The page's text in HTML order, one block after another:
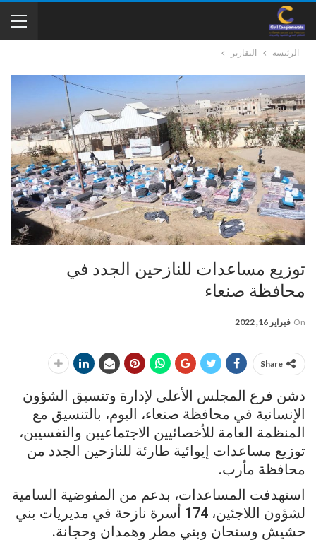
الرئيسة التقارير
توزيع مساعدات للنازحين الجدد في
محافظة صنعاء
On فبراير 16, 2022
Share
دشن فرع المجلس الأعلى لإدارة وتنسيق الشؤون
الإنسانية في محافظة صنعاء، اليوم، بالتنسيق مع
المنظمة العامة للأخصائيين الاجتماعيين والنفسيين،
توزيع مساعدات إيوائية طارئة للنازحين الجدد من
محافظة مأرب.
استهدفت المساعدات، بدعم من المفوضية السامية
لشؤون اللاجئين، 174 أسرة نازحة في مديريات بني
حشيش وسنحان وبني مطر وهمدان وحجانة.